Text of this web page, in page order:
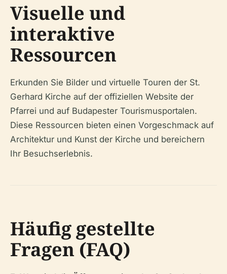
Visuelle und
interaktive
Ressourcen
Erkunden Sie Bilder und virtuelle Touren der St.
Gerhard Kirche auf der offiziellen Website der
Pfarrei und auf Budapester Tourismusportalen.
Diese Ressourcen bieten einen Vorgeschmack auf
Architektur und Kunst der Kirche und bereichern
Ihr Besuchserlebnis.
Häufig gestellte
Fragen (FAQ)